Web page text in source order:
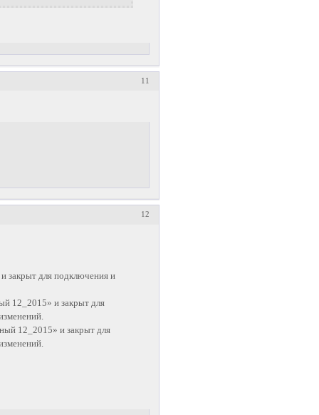
11
12
для подключения и
12_2015» и закрыт для
12_2015» и закрыт для